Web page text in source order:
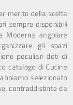
merito della scelta
sempre disponibili
Moderna angolare
gli spazi
peculiari doti di
catalogo di Cucine
selezionato
contraddistinte da